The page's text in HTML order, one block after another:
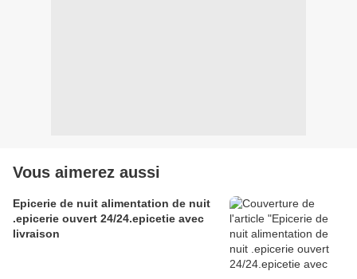
Vous aimerez aussi
Epicerie de nuit alimentation de nuit
.epicerie ouvert 24/24.epicetie avec
livraison